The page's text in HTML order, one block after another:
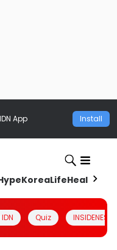
App Install
KoreaLifeHealth
Quiz INSIDENESIA